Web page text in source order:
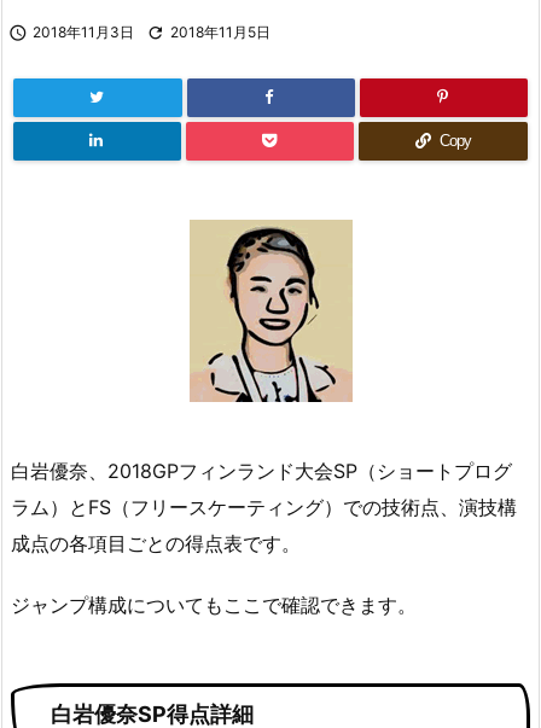
 2018年11月3日  2018年11月5日
Copy
白岩優奈、2018GPフィンランド大会SP（ショートプログ
ラム）とFS（フリースケーティング）での技術点、演技構
成点の各項目ごとの得点表です。
ジャンプ構成についてもここで確認できます。
白岩優奈SP得点詳細